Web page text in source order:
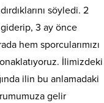
söyledi. 2
3 ay önce
hem sporcularımızı
İlimizdeki
ilin bu anlamadaki
gelir